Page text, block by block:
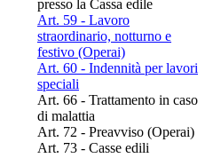
presso la Cassa edile
Art. 59 - Lavoro
straordinario, notturno e
festivo (Operai)
Art. 60 - Indennità per lavori
speciali
Art. 66 - Trattamento in caso
di malattia
Art. 72 - Preavviso (Operai)
Art. 73 - Casse edili